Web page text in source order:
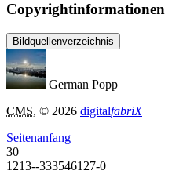
Copyrightinformationen
Bildquellenverzeichnis
German Popp
CMS, © 2026 digitalfabriX
Seitenanfang
30
1213--333546127-0